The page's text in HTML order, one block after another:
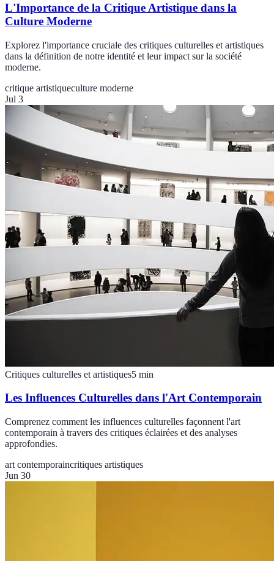
L'Importance de la Critique Artistique dans la
Culture Moderne
Explorez l'importance cruciale des critiques culturelles et artistiques
dans la définition de notre identité et leur impact sur la société
moderne.
critique artistiqueculture moderne
Jul 3
Critiques culturelles et artistiques5 min
Les Influences Culturelles dans l'Art Contemporain
Comprenez comment les influences culturelles façonnent l'art
contemporain à travers des critiques éclairées et des analyses
approfondies.
art contemporaincritiques artistiques
Jun 30